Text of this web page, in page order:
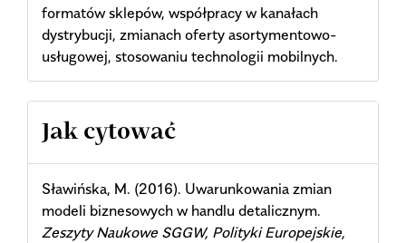
formatów sklepów, współpracy w kanałach
dystrybucji, zmianach oferty asortymentowo-
usługowej, stosowaniu technologii mobilnych.
Article
Details
Jak cytować
Sławińska, M. (2016). Uwarunkowania zmian
modeli biznesowych w handlu detalicznym.
Zeszyty Naukowe SGGW, Polityki Europejskie,